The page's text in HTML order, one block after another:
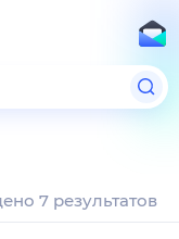
7 результатов